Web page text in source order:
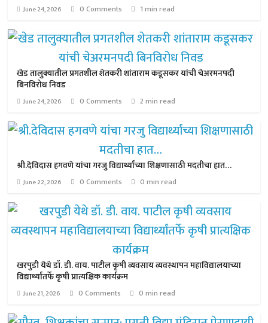
June 24, 2026 0 Comments 1 min read
खेड तालुक्यातील प्रगतशील शेतकरी शांताराम कडूसकर यांची चेअरमनपदी
बिनविरोध निवड
June 24, 2026 0 Comments 2 min read
श्री.देविदास हगवणे यांचा गरजु विद्यार्थ्यांच्या शिक्षणासाठी मदतीचा हात…
June 22, 2026 0 Comments 0 min read
खरपुडी येथे डॉ. डी. वाय. पाटील कृषी व्यवसाय व्यवस्थापन महाविद्यालयाच्या
विद्यार्थ्यांतर्फे कृषी प्रात्यक्षिक कार्यक्रम
June 21, 2026 0 Comments 0 min read